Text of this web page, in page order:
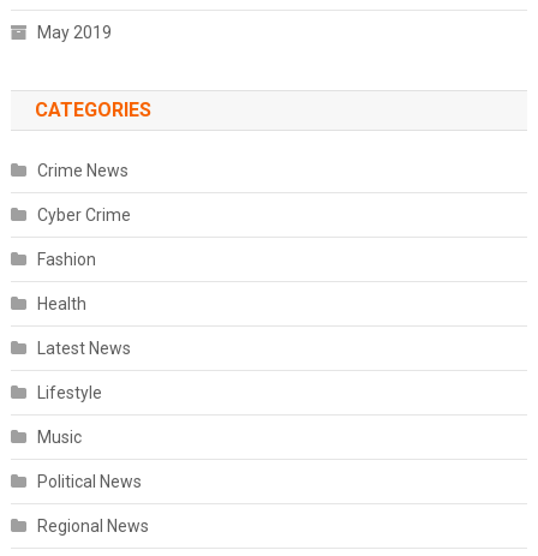
May 2019
CATEGORIES
Crime News
Cyber Crime
Fashion
Health
Latest News
Lifestyle
Music
Political News
Regional News